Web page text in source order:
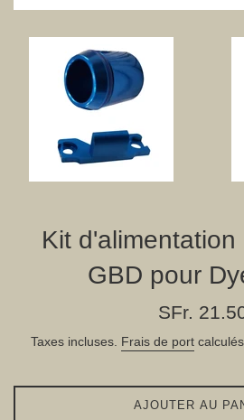
Kit d'alimentation
GBD pour
Prix
SFr.
Taxes incluses. Frais de portcalculés
AJOUTER AU